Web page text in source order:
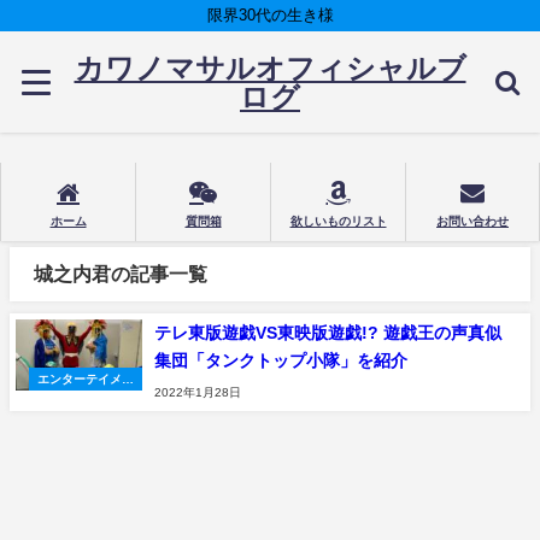
限界30代の生き様
カワノマサルオフィシャルブ
ログ
ホーム 質問箱 欲しいものリスト お問い合わせ
城之内君の記事一覧
エンターテイメン
テレ東版遊戯VS東映版遊戯!? 遊戯王の声真似
集団「タンクトップ小隊」を紹介
2022年1月28日